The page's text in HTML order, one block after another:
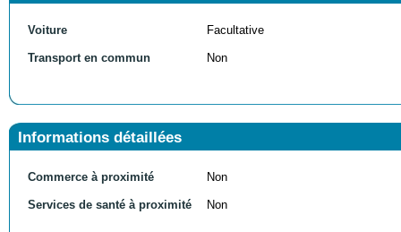
Voiture Facultative
Transport en commun Non
Informations détaillées
Commerce à proximité Non
Services de santé à proximité Non